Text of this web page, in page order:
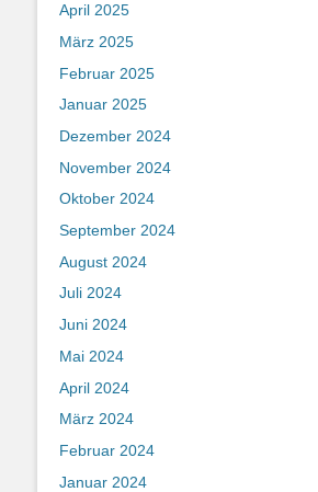
April 2025
März 2025
Februar 2025
Januar 2025
Dezember 2024
November 2024
Oktober 2024
September 2024
August 2024
Juli 2024
Juni 2024
Mai 2024
April 2024
März 2024
Februar 2024
Januar 2024